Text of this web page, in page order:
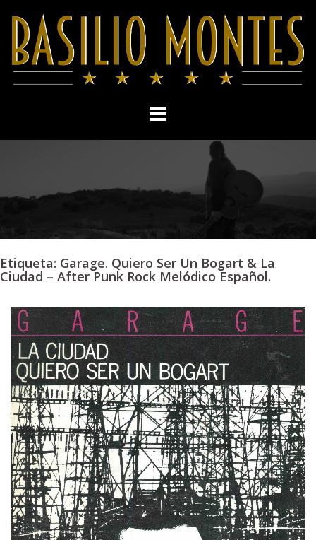
content
Etiqueta: Garage. Quiero Ser Un Bogart & La
Ciudad – After Punk Rock Melódico Español.